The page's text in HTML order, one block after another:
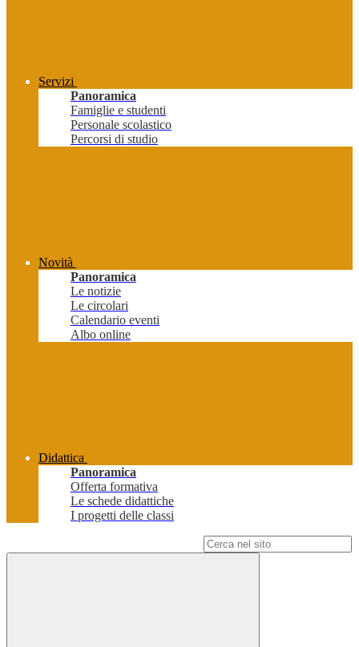
Servizi
Panoramica
Famiglie e studenti
Personale scolastico
Percorsi di studio
Novità
Panoramica
Le notizie
Le circolari
Calendario eventi
Albo online
Didattica
Panoramica
Offerta formativa
Le schede didattiche
I progetti delle classi